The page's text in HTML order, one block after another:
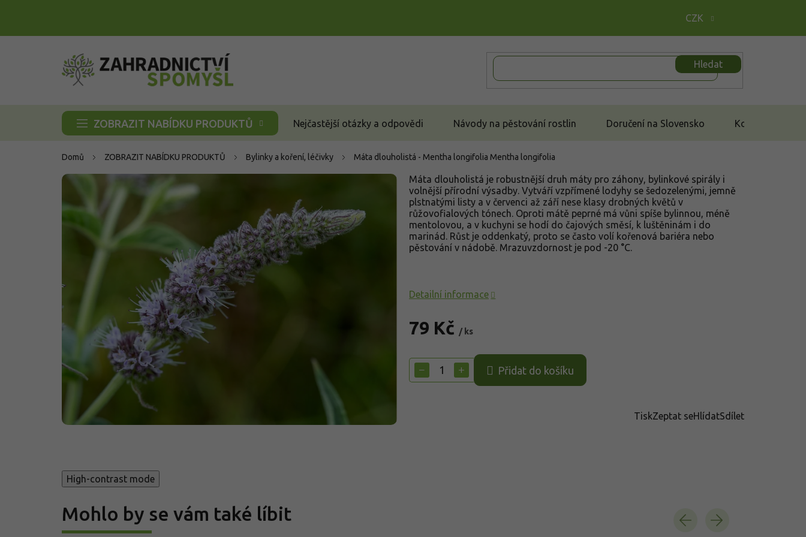
CZK
Hledat
ZOBRAZIT NABÍDKU PRODUKTŮ Nejčastější otázky a odpovědi Návody na pěstování rostlin Doručení na Slovensko Kontakt
Domů ZOBRAZIT NABÍDKU PRODUKTŮ Bylinky a koření, léčivky Máta dlouholistá - Mentha longifolia Mentha longifolia
79 Kč / ks
cena:
+
− Přidat do košíku
Máta dlouholistá je robustnější druh máty pro záhony, bylinkové spirály i
volnější přírodní výsadby. Vytváří vzpřímené lodyhy se šedozelenými, jemně
plstnatými listy a v červenci až září nese klasy drobných květů v
růžovofialových tónech. Oproti mátě peprné má vůni spíše bylinnou, méně
mentolovou, a v kuchyni se hodí do čajových směsí, k luštěninám i do
marinád. Růst je oddenkatý, proto se často volí kořenová bariéra nebo
pěstování v nádobě. Mrazuvzdornost je pod -20 °C.
Detailní informace
TiskZeptat seHlídatSdílet
High-contrast mode
Mohlo by se vám také líbit